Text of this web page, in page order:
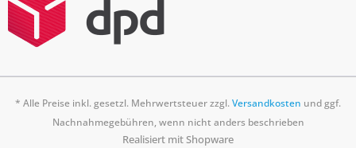
* Alle Preise inkl. gesetzl. Mehrwertsteuer zzgl.Versandkosten und ggf.
Nachnahmegebühren, wenn nicht anders beschrieben
Realisiert mit Shopware